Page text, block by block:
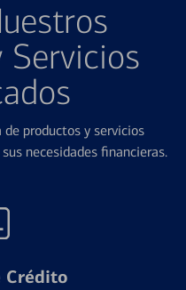
Servicios
productos y servicios
necesidades financieras.
Crédito